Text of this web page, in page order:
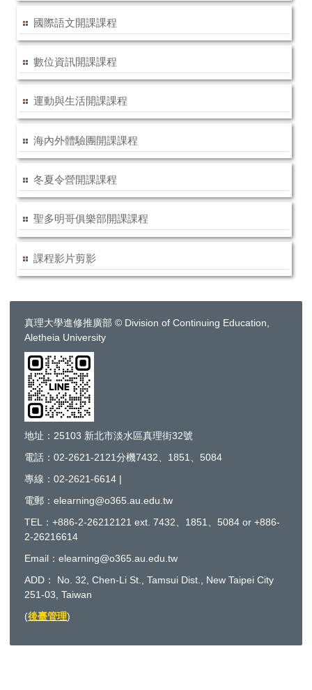
國際語文開課課程
數位資訊開課課程
運動與生活開課課程
海內外體驗團開課課程
冬夏令營開課課程
聖多明哥俱樂部開課課程
課程影片剪影
真理大學進修推廣部 © Division of Continuing Education,
Aletheia University
地址：25103 新北市淡水區真理街32號
電話：02-2621-2121分機7432、1851、5084
專線：02-2621-6614 |
電郵：elearning@o365.au.edu.tw
TEL：+886-2-26212121 ext. 7432、1851、5084 or +886-
2-26216614
Email：elearning@o365.au.edu.tw
ADD： No. 32, Chen-Li St., Tamsui Dist., New Taipei City
251-03, Taiwan
(後臺管理)